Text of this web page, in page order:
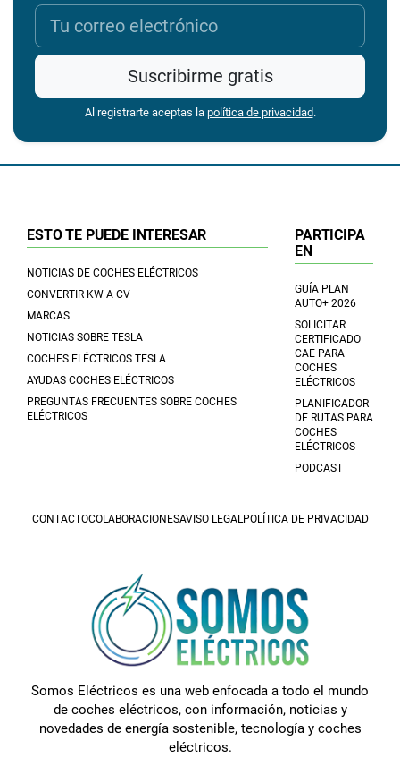
Suscribirme gratis
Al registrarte aceptas la política de privacidad.
ESTO TE PUEDE INTERESAR
NOTICIAS DE COCHES ELÉCTRICOS
CONVERTIR KW A CV
MARCAS
NOTICIAS SOBRE TESLA
COCHES ELÉCTRICOS TESLA
AYUDAS COCHES ELÉCTRICOS
PREGUNTAS FRECUENTES SOBRE COCHES
ELÉCTRICOS
PARTICIPA
EN
GUÍA PLAN
AUTO+ 2026
SOLICITAR
CERTIFICADO
CAE PARA
COCHES
ELÉCTRICOS
PLANIFICADOR
DE RUTAS PARA
COCHES
ELÉCTRICOS
PODCAST
CONTACTOCOLABORACIONESAVISO LEGAL POLÍTICA DE PRIVACIDAD
Somos Eléctricos es una web enfocada a todo el mundo
de coches eléctricos, con información, noticias y
novedades de energía sostenible, tecnología y coches
eléctricos.